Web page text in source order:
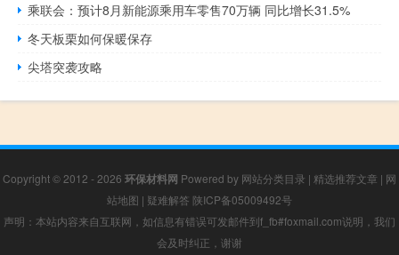
乘联会：预计8月新能源乘用车零售70万辆 同比增长31.5%
冬天板栗如何保暖保存
尖塔突袭攻略
Copyright © 2012 - 2026 环保材料网 Powered by 网站分类目录 | 精选推荐文章 | 网
站地图 | 疑难解答 陕ICP备05009492号
声明：本站内容来自互联网，如信息有错误可发邮件到f_fb#foxmail.com说明，我们
会及时纠正，谢谢